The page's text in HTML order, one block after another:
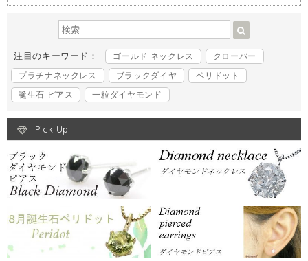
注目のキーワード： ゴールド ネックレス
クローバー
プラチナネックレス
ブラックダイヤ
ペリドット
誕生石 ピアス
一粒ダイヤモンド
Pick Up